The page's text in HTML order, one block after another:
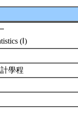
(Ⅰ)
學程